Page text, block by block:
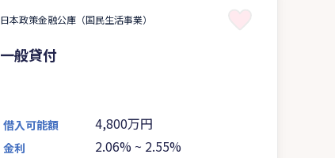
日本政策金融公庫（国民生活事業）
一般貸付
借入可能額 4,800万円
金利 2.06% ~ 2.55%